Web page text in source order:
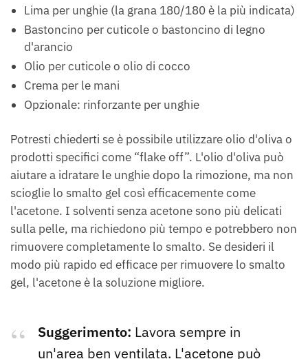
Lima per unghie (la grana 180/180 è la più indicata)
Bastoncino per cuticole o bastoncino di legno
d'arancio
Olio per cuticole o olio di cocco
Crema per le mani
Opzionale: rinforzante per unghie
Potresti chiederti se è possibile utilizzare olio d'oliva o
prodotti specifici come “flake off”. L'olio d'oliva può
aiutare a idratare le unghie dopo la rimozione, ma non
scioglie lo smalto gel così efficacemente come
l'acetone. I solventi senza acetone sono più delicati
sulla pelle, ma richiedono più tempo e potrebbero non
rimuovere completamente lo smalto. Se desideri il
modo più rapido ed efficace per rimuovere lo smalto
gel, l'acetone è la soluzione migliore.
Suggerimento: Lavora sempre in
un'area ben ventilata. L'acetone può